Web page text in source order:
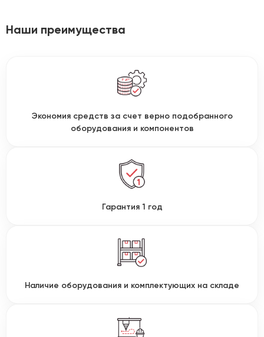
Наши преимущества
Экономия средств за счет верно подобранного
оборудования и компонентов
Гарантия 1 год
Наличие оборудования и комплектующих на складе